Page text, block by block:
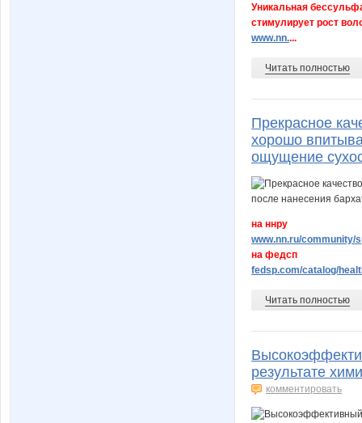
Уникальная
стимулирует рост
www.nn....
Читать полностью
Прекрасное
хорошо
ощущение
на ннру
www.nn.ru/community/
на федсп
fedsp.com/catalog/
Читать полностью
результате
комментировать